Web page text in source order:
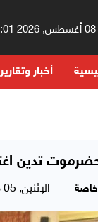
أخبار وتقارير
تدين
خاصة الإثنين, 05 مارس, 2018 - 06:19 مساءً